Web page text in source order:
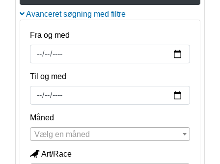
Avanceret søgning med filtre
Fra og med
Til og med
Måned
Vælg en måned
Art/Race